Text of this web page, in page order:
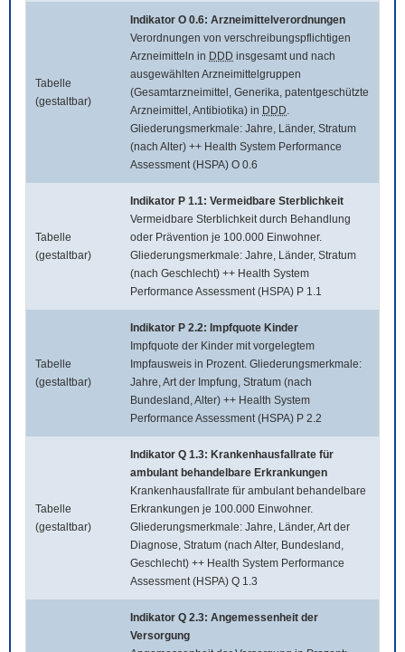
Tabelle
(gestaltbar)
Indikator O 0.6: Arzneimittelverordnungen
Verordnungen von verschreibungspflichtigen
Arzneimitteln in DDD insgesamt und nach
ausgewählten Arzneimittelgruppen
(Gesamtarzneimittel, Generika, patentgeschützte
Arzneimittel, Antibiotika) in DDD.
Gliederungsmerkmale: Jahre, Länder, Stratum
(nach Alter) ++ Health System Performance
Assessment (HSPA) O 0.6
Tabelle
(gestaltbar)
Indikator P 1.1: Vermeidbare Sterblichkeit
Vermeidbare Sterblichkeit durch Behandlung
oder Prävention je 100.000 Einwohner.
Gliederungsmerkmale: Jahre, Länder, Stratum
(nach Geschlecht) ++ Health System
Performance Assessment (HSPA) P 1.1
Tabelle
(gestaltbar)
Indikator P 2.2: Impfquote Kinder
Impfquote der Kinder mit vorgelegtem
Impfausweis in Prozent. Gliederungsmerkmale:
Jahre, Art der Impfung, Stratum (nach
Bundesland, Alter) ++ Health System
Performance Assessment (HSPA) P 2.2
Tabelle
(gestaltbar)
Indikator Q 1.3: Krankenhausfallrate für
ambulant behandelbare Erkrankungen
Krankenhausfallrate für ambulant behandelbare
Erkrankungen je 100.000 Einwohner.
Gliederungsmerkmale: Jahre, Länder, Art der
Diagnose, Stratum (nach Alter, Bundesland,
Geschlecht) ++ Health System Performance
Assessment (HSPA) Q 1.3
Indikator Q 2.3: Angemessenheit der
Versorgung